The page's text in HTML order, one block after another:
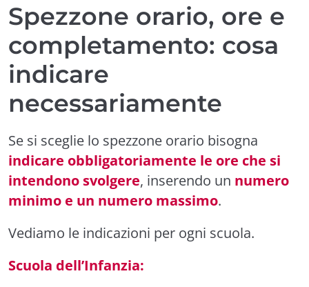
Spezzone orario, ore e
completamento: cosa
indicare
necessariamente
Se si sceglie lo spezzone orario bisogna
indicare obbligatoriamente le ore che si
intendono svolgere, inserendo un numero
minimo e un numero massimo.
Vediamo le indicazioni per ogni scuola.
Scuola dell’Infanzia: